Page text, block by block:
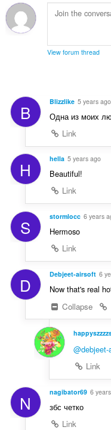
View forum thread
B Blizzlike 5 years ago
Одна из моих
Link
H hella 5 years ago
Beautiful!
Link
S stormlocc 6 years
Hermoso
Link
D Debjeet-airsoft 6
Now that's real
Collapse
@debjeet-
Link
N nagibator69 6
збс четко
Link